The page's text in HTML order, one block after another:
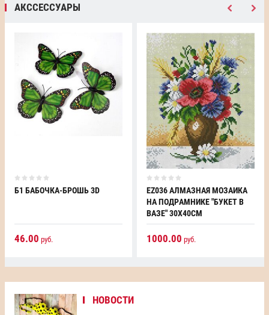
НОВОСТИ
АКССЕССУАРЫ
Б1 БАБОЧКА-БРОШЬ 3D
46.00 руб.
EZ036 АЛМАЗНАЯ МОЗАИКА
НА ПОДРАМНИКЕ "БУКЕТ В
ВАЗЕ" 30Х40СМ
1000.00 руб.